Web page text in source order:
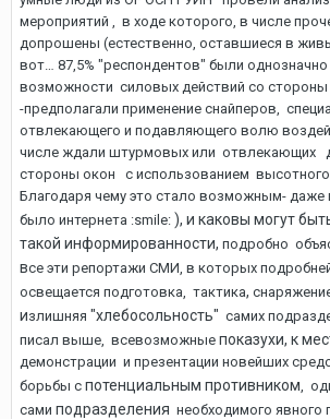
мероприятий , в ходе которого, в числе
допрошены (естественно, оставшиеся в
вот… 87,5% "респондентов" были
возможности силовых действий со стороны
-предполагали применение снайперов,
отвлекающего и подавляющего волю
числе ждали штурмовых или отвлекающих
стороны окон с использованием
Благодаря чему это стало возможным- даже
было интернета :smile: ), и каковы могут
такой информированности, подробно
все эти репортажи СМИ, в которых
освещается подготовка, тактика,
излишняя "хлебосольность" самих
писал выше, всевозможные показухи, к
демонстрации и презентации новейших
борьбы с потенциальным противником,
сами подразделения необходимого явного